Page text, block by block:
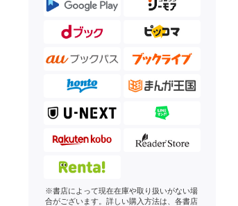
※書店によって現在在庫や取り扱いがない場
合がございます。詳しい購入方法は、各書店